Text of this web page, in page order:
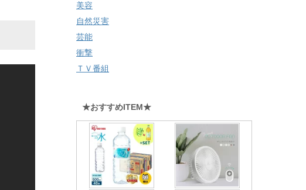
美容
自然災害
芸能
衝撃
ＴＶ番組
★おすすめITEM★